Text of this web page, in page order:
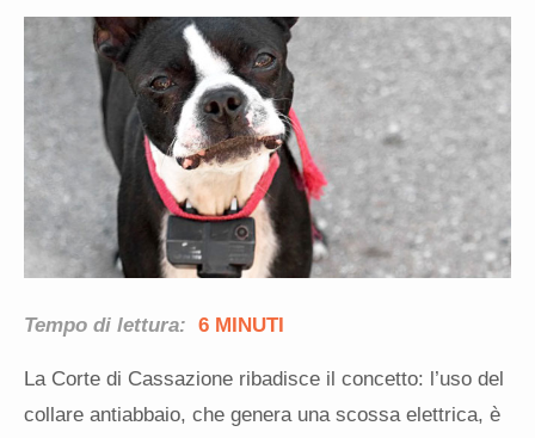
Tempo di lettura: 6 MINUTI
La Corte di Cassazione ribadisce il concetto: l’uso del
collare antiabbaio, che genera una scossa elettrica, è